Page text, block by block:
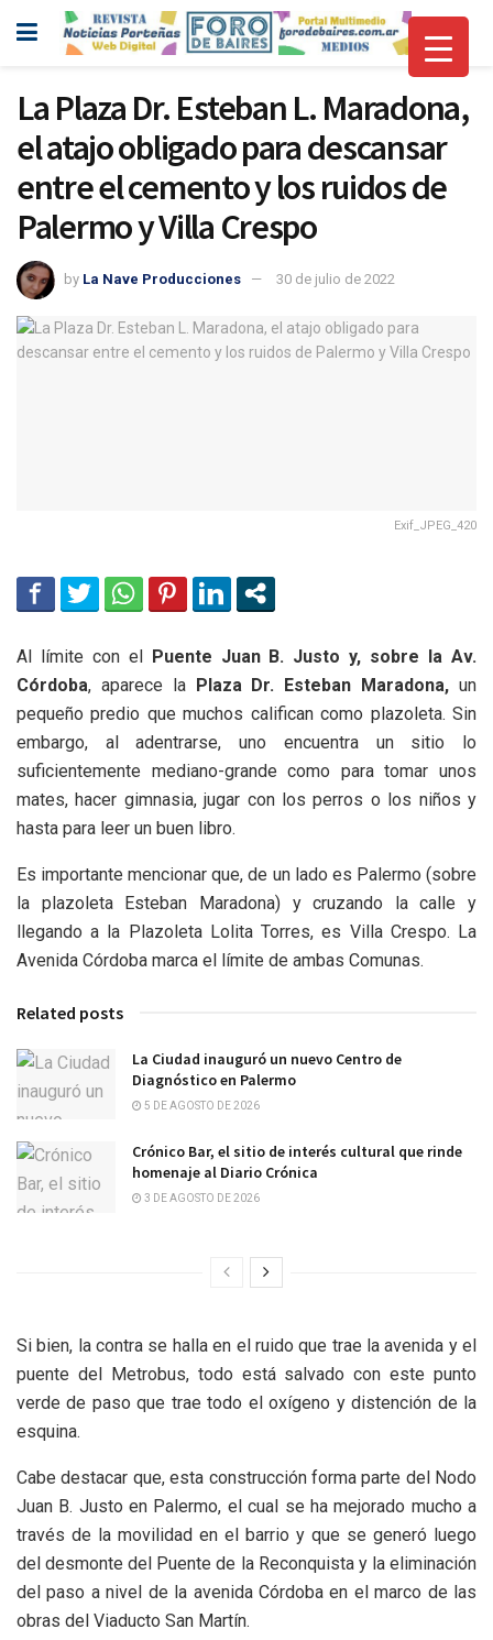
La Plaza Dr. Esteban L. Maradona,
el atajo obligado para descansar
entre el cemento y los ruidos de
Palermo y Villa Crespo
by La Nave Producciones 30 de julio de 2022
Exif_JPEG_420
Al límite con el Puente Juan B. Justo y, sobre la Av.
Córdoba, aparece laPlaza Dr. Esteban Maradona, un
pequeño predio que muchos califican como plazoleta. Sin
embargo, al adentrarse, uno encuentra un sitio lo
suficientemente mediano-grande como para tomar unos
mates, hacer gimnasia, jugar con los perros o los niños y
hasta para leer un buen libro.
Es importante mencionar que, de un lado es Palermo (sobre
la plazoleta Esteban Maradona) y cruzando la calle y
llegando a la Plazoleta Lolita Torres, es Villa Crespo. La
Avenida Córdoba marca el límite de ambas Comunas.
Related posts
La Ciudad inauguró un nuevo Centro de
Diagnóstico en Palermo
5 DE AGOSTO DE 2026
Crónico Bar, el sitio de interés cultural que rinde
homenaje al Diario Crónica
3 DE AGOSTO DE 2026
Si bien, la contra se halla en el ruido que trae la avenida y el
puente del Metrobus, todo está salvado con este punto
verde de paso que trae todo el oxígeno y distención de la
esquina.
Cabe destacar que, esta construcción forma parte del Nodo
Juan B. Justo en Palermo, el cual se ha mejorado mucho a
través de la movilidad en el barrio y que se generó luego
del desmonte del Puente de la Reconquista y la eliminación
del paso a nivel de la avenida Córdoba en el marco de las
obras del Viaducto San Martín.